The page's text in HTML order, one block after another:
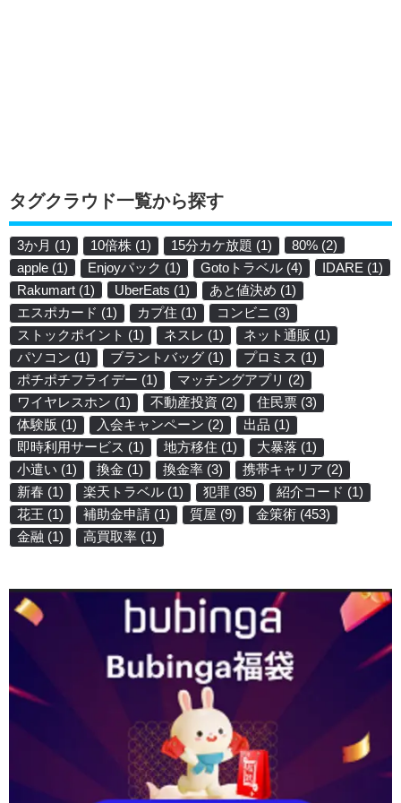
タグクラウド一覧から探す
3か月 (1) 10倍株 (1) 15分カケ放題 (1) 80% (2)
apple (1) Enjoyパック (1) Gotoトラベル (4) IDARE (1)
Rakumart (1) UberEats (1) あと値決め (1)
エスポカード (1) カプ住 (1) コンビニ (3)
ストックポイント (1) ネスレ (1) ネット通販 (1)
パソコン (1) ブラントバッグ (1) プロミス (1)
ポチポチフライデー (1) マッチングアプリ (2)
ワイヤレスホン (1) 不動産投資 (2) 住民票 (3)
体験版 (1) 入会キャンペーン (2) 出品 (1)
即時利用サービス (1) 地方移住 (1) 大暴落 (1)
小遣い (1) 換金 (1) 換金率 (3) 携帯キャリア (2)
新春 (1) 楽天トラベル (1) 犯罪 (35) 紹介コード (1)
花王 (1) 補助金申請 (1) 質屋 (9) 金策術 (453)
金融 (1) 高買取率 (1)